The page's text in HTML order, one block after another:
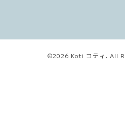
©2026 Koti コティ . All